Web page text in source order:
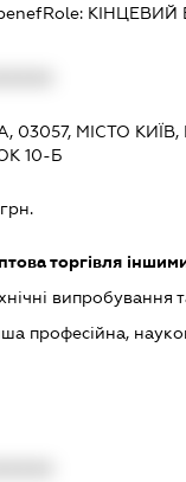
КІНЦЕВИЙ
03057, МІСТО
10-Б
торгівля
випробування
професійна,